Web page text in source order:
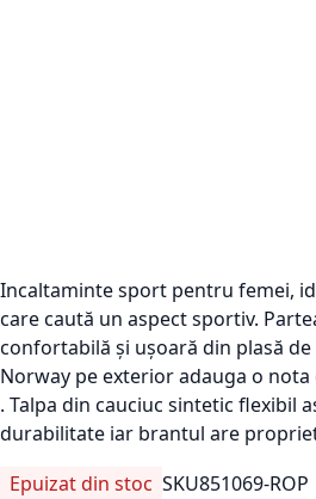
Incaltaminte sport pentru femei,
care caută un aspect sportiv.
confortabilă și ușoară din plasă
Norway pe exterior adauga o
. Talpa din cauciuc sintetic flexibil
durabilitate iar brantul are
Epuizat din stoc SKU851069-ROP